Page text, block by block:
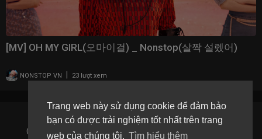
Trang web này sử dụng cookie để đảm bảo
bạn có được trải nghiệm tốt nhất trên trang
web của chúng tôi. Tìm hiểu thêm
[MV] OH MY GIRL(오마이걸) _ Nonstop(살짝 설렜어)
NONSTOP VN 23 lượt xem
Copyright © 2026 Mee Media CO,. LTD. All rights reserved.